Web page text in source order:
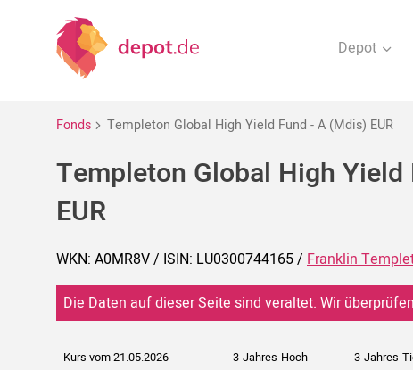
Depot
Fonds Templeton Global High Yield Fund - A (Mdis) EUR
Templeton Global High
EUR
WKN: A0MR8V / ISIN: LU0300744165 / Franklin
Die Daten auf dieser Seite sind veraltet. Wir
Kurs vom 21.05.2026 3-Jahres-Hoch 3-Jahres-